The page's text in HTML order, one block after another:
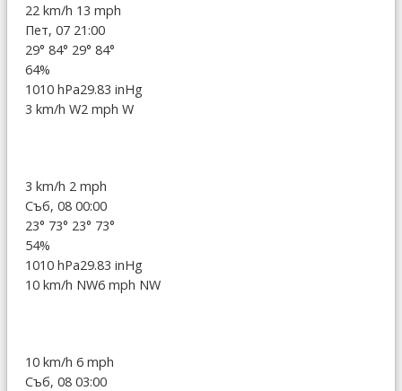
22 km/h 13 mph
Пет, 07 21:00
29° 84° 29° 84°
64%
1010 hPa29.83 inHg
3 km/h W2 mph W
3 km/h 2 mph
Съб, 08 00:00
23° 73° 23° 73°
54%
1010 hPa29.83 inHg
10 km/h NW6 mph NW
10 km/h 6 mph
Съб, 08 03:00